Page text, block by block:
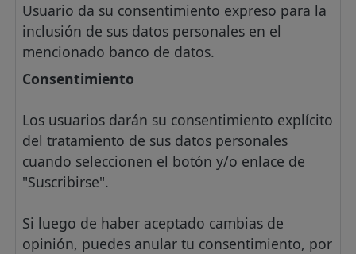
Usuario da su consentimiento expreso para la
inclusión de sus datos personales en el
mencionado banco de datos.
Consentimiento
Los usuarios darán su consentimiento explícito
del tratamiento de sus datos personales
cuando seleccionen el botón y/o enlace de
"Suscribirse".
Si luego de haber aceptado cambias de
opinión, puedes anular tu consentimiento, por